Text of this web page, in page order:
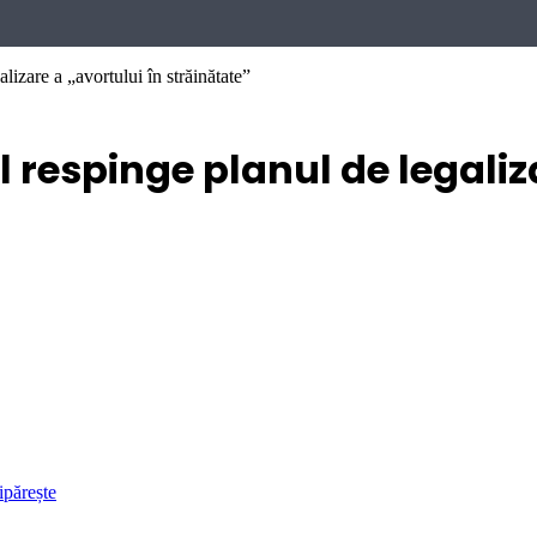
a „avortului în străinătate”
respinge planul de